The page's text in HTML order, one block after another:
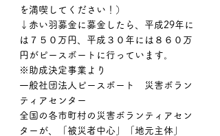
を満喫してください！）
↓赤い羽募金に募金したら、平成29年に
は７５０万円、平成３０年には８６０万
円がピースボートに行っています。
※助成決定事業より
一般社団法人ピースボート　災害ボラン
ティアセンター
全国の各市町村の災害ボランティアセン
ターが、「被災者中心」「地元主体」